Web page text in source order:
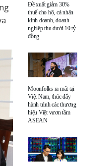
Đề xuất giảm 30%
thuế cho hộ, cá nhân
kinh doanh, doanh
nghiệp thu dưới 10 tỷ
đồng
Moonfolks ra mắt tại
Việt Nam, thúc đẩy
hành trình các thương
hiệu Việt vươn tầm
ASEAN